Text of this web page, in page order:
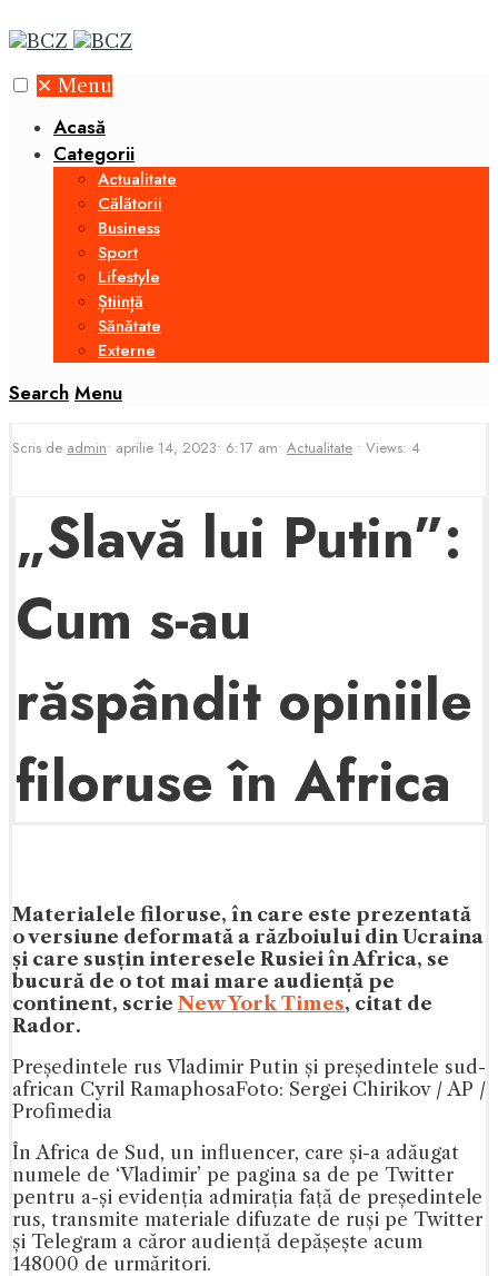
✕ Menu
Acasă
Categorii
Actualitate
Călătorii
Business
Sport
Lifestyle
Știință
Sănătate
Externe
Search Menu
Scris de admin• aprilie 14, 2023• 6:17 am• Actualitate • Views: 4
„Slavă lui Putin”:
Cum s-au
răspândit opiniile
filoruse în Africa
Materialele filoruse, în care este prezentată
o versiune deformată a războiului din Ucraina
și care susțin interesele Rusiei în Africa, se
bucură de o tot mai mare audiență pe
continent, scrie New York Times, citat de
Rador.
Președintele rus Vladimir Putin și președintele sud-
african Cyril RamaphosaFoto: Sergei Chirikov / AP /
Profimedia
În Africa de Sud, un influencer, care și-a adăugat
numele de ‘Vladimir’ pe pagina sa de pe Twitter
pentru a-și evidenția admirația față de președintele
rus, transmite materiale difuzate de ruși pe Twitter
și Telegram a căror audiență depășește acum
148000 de urmăritori.